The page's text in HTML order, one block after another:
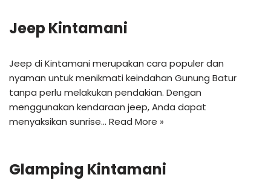
Jeep Kintamani
Jeep di Kintamani merupakan cara populer dan
nyaman untuk menikmati keindahan Gunung Batur
tanpa perlu melakukan pendakian. Dengan
menggunakan kendaraan jeep, Anda dapat
menyaksikan sunrise… Read More »
Glamping Kintamani